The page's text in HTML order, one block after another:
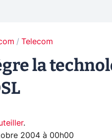
Telecom
la
.
2004 à 00h00